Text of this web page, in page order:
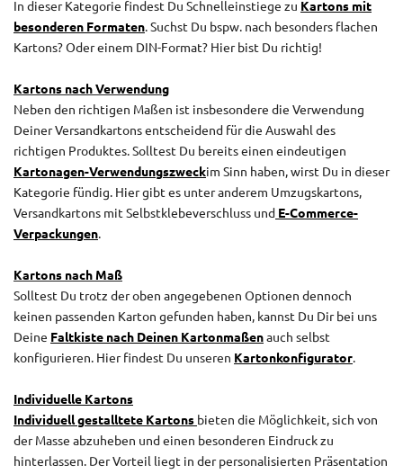
In dieser Kategorie findest Du Schnelleinstiege zu Kartons mit
besonderen Formaten. Suchst Du bspw. nach besonders flachen
Kartons? Oder einem DIN-Format? Hier bist Du richtig!
Kartons nach Verwendung
Neben den richtigen Maßen ist insbesondere die Verwendung
Deiner Versandkartons entscheidend für die Auswahl des
richtigen Produktes. Solltest Du bereits einen eindeutigen
Kartonagen-Verwendungszweckim Sinn haben, wirst Du in dieser
Kategorie fündig. Hier gibt es unter anderem Umzugskartons,
Versandkartons mit Selbstklebeverschluss und E-Commerce-
Verpackungen.
Kartons nach Maß
Solltest Du trotz der oben angegebenen Optionen dennoch
keinen passenden Karton gefunden haben, kannst Du Dir bei uns
Deine Faltkiste nach Deinen Kartonmaßenauch selbst
konfigurieren. Hier findest Du unseren Kartonkonfigurator.
Individuelle Kartons
Individuell gestalltete Kartons bieten die Möglichkeit, sich von
der Masse abzuheben und einen besonderen Eindruck zu
hinterlassen. Der Vorteil liegt in der personalisierten Präsentation